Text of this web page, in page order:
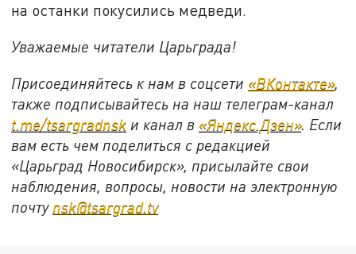
на останки покусились медведи.
Уважаемые читатели Царьграда!
Присоединяйтесь к нам в соцсети «ВКонтакте»,
также подписывайтесь на наш телеграм-канал
t.me/tsargradnsk и канал в «Яндекс.Дзен». Если
вам есть чем поделиться с редакцией
«Царьград Новосибирск», присылайте свои
наблюдения, вопросы, новости на электронную
почту nsk@tsargrad.tv